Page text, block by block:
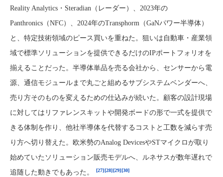
Reality Analytics・Steradian（レーダー）、2023年の
Panthronics（NFC）、2024年のTransphorm（GaNパワー半導体）
と、特定技術領域のピース買いを重ねた。狙いは自動車・産業領
域で標準ソリューションを提供できるだけのIPポートフォリオを
揃えることだった。半導体単品を売る会社から、センサーから電
源、通信モジュールまで丸ごと組めるサブシステムベンダーへ、
売り方そのものを変えるための仕込みが続いた。顧客の設計現場
に対してはリファレンスキットや開発ボードの形で一式を提供で
きる体制を作り、他社半導体を代替するコストと工数を減らす売
り方へ切り替えた。欧米勢のAnalog DevicesやSTマイクロが取り
始めていたソリューション販売モデルへ、ルネサスが数年遅れで
追随した動きでもあった。
[27][28][29][30]